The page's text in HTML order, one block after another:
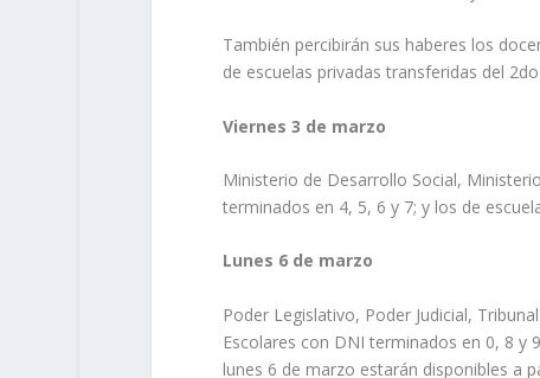
También percibirán sus haberes los
de escuelas privadas transferidas del
Viernes 3 de marzo
Ministerio de Desarrollo Social,
terminados en 4, 5, 6 y 7; y los de
Lunes 6 de marzo
Poder Legislativo, Poder Judicial,
Escolares con DNI terminados en 0, 8 y
lunes 6 de marzo estarán disponibles a